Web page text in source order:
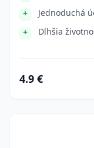
Jednoduchá
Dlhšia
4.9 €